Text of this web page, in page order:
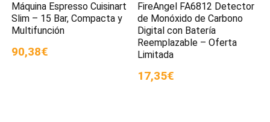
Máquina Espresso Cuisinart
Slim – 15 Bar, Compacta y
Multifunción
90,38€
FireAngel FA6812 Detector
de Monóxido de Carbono
Digital con Batería
Reemplazable – Oferta
Limitada
17,35€